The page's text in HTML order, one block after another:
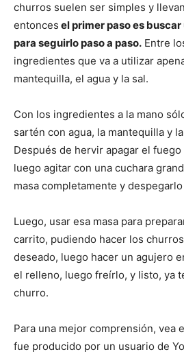
churros suelen ser simples y
entonces el primer paso es
para seguirlo paso a paso. Entre
ingredientes que va a utilizar
mantequilla, el agua y la sal.
Con los ingredientes a la mano
sartén con agua, la mantequilla y
Después de hervir apagar el
luego agitar con una cuchara
masa completamente y
Luego, usar esa masa para
carrito, pudiendo hacer los
deseado, luego hacer un agujero
el relleno, luego freírlo, y listo, ya
churro.
Para una mejor comprensión, vea
fue producido por un usuario de